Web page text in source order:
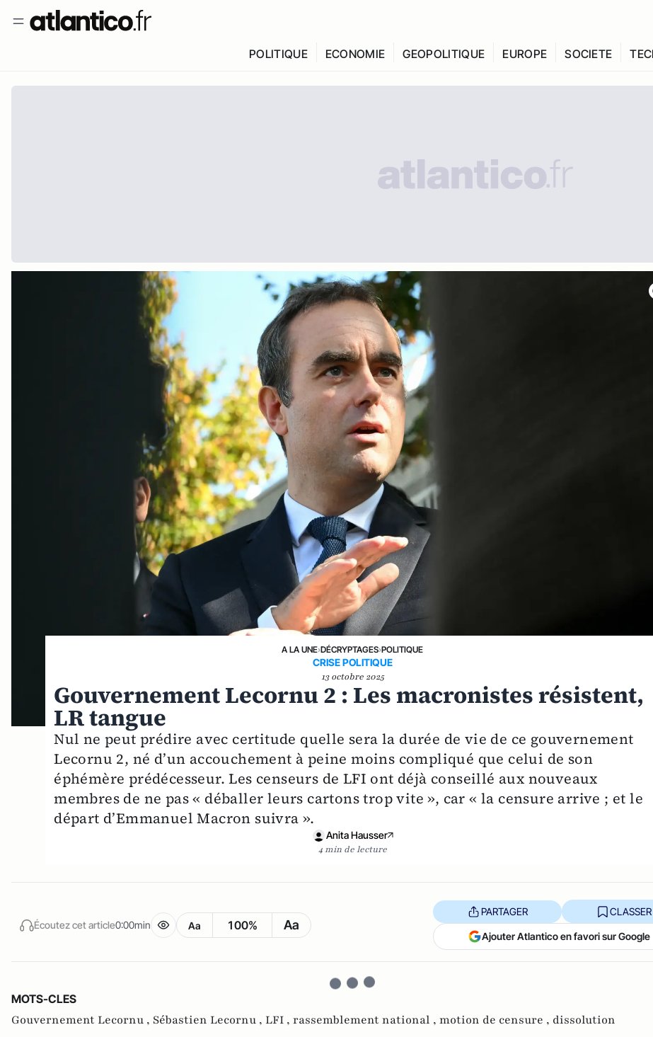
POLITIQUE ECONOMIE GEOPOLITIQUE EUROPE SOCIETE
A LA UNE›DÉCRYPTAGES›POLITIQUE
CRISE POLITIQUE
13 octobre 2025
Gouvernement Lecornu 2 : Les macronistes résistent,
LR tangue
Nul ne peut prédire avec certitude quelle sera la durée de vie de ce gouvernement
Lecornu 2, né d’un accouchement à peine moins compliqué que celui de son
éphémère prédécesseur. Les censeurs de LFI ont déjà conseillé aux nouveaux
membres de ne pas « déballer leurs cartons trop vite », car « la censure arrive ; et le
départ d’Emmanuel Macron suivra ».
Anita Hausser
4 min de lecture
Écoutez cet article0:00min Aa 100% Aa
PARTAGER CLASSER
Ajouter Atlantico en favori sur Google
MOTS-CLES
Gouvernement Lecornu , Sébastien Lecornu , LFI , rassemblement national , motion de censure , dissolution